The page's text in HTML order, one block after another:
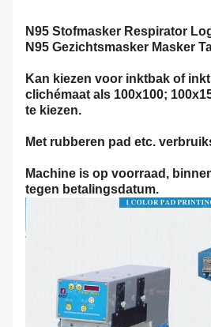
N95 Stofmasker Respirator
N95 Gezichtsmasker Masker
Kan kiezen voor inktbak of
clichémaat als 100x100;
te kiezen.
Met rubberen pad etc.
Machine is op voorraad,
tegen betalingsdatum.